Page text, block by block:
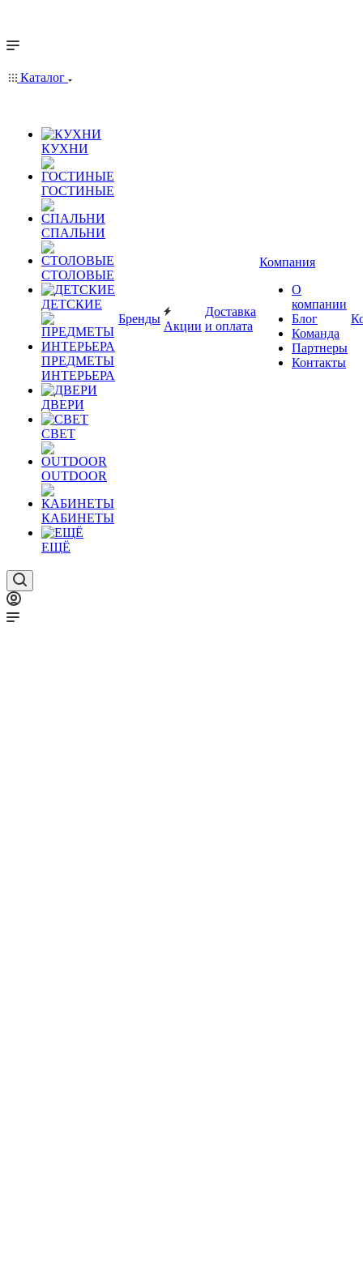
Каталог
КУХНИ
ГОСТИНЫЕ
СПАЛЬНИ
СТОЛОВЫЕ
ДЕТСКИЕ
ПРЕДМЕТЫ
ИНТЕРЬЕРА
ДВЕРИ
СВЕТ
OUTDOOR
КАБИНЕТЫ
ЕЩЁ
Бренды
Акции
Доставка
и оплата
Компания
О
компании
Блог
Команда
Партнеры
Контакты